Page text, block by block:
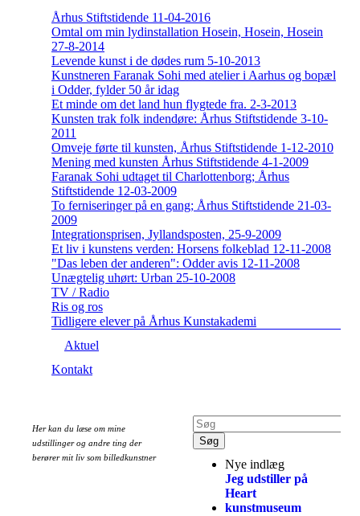
Århus Stiftstidende 11-04-2016
Omtal om min lydinstallation Hosein, Hosein, Hosein
27-8-2014
Levende kunst i de dødes rum 5-10-2013
Kunstneren Faranak Sohi med atelier i Aarhus og bopæl
i Odder, fylder 50 år idag
Et minde om det land hun flygtede fra. 2-3-2013
Kunsten trak folk indendøre: Århus Stiftstidende 3-10-
2011
Omveje førte til kunsten, Århus Stiftstidende 1-12-2010
Mening med kunsten Århus Stiftstidende 4-1-2009
Faranak Sohi udtaget til Charlottenborg; Århus
Stiftstidende 12-03-2009
To ferniseringer på en gang; Århus Stiftstidende 21-03-
2009
Integrationsprisen, Jyllandsposten, 25-9-2009
Et liv i kunstens verden: Horsens folkeblad 12-11-2008
"Das leben der anderen": Odder avis 12-11-2008
Unægtelig uhørt: Urban 25-10-2008
TV / Radio
Ris og ros
Tidligere elever på Århus Kunstakademi
Aktuel
Kontakt
Her kan du læse om mine
udstillinger og andre ting der
berører mit liv som billedkunstner
Nye indlæg
Jeg udstiller på
Heart
kunstmuseum